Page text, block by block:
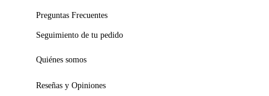
Preguntas Frecuentes
Quiénes somos
Reseñas y Opiniones
Seguimiento de tu pedido